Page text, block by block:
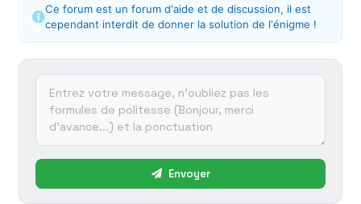
Ce forum est un forum d'aide et de discussion, il est
cependant interdit de donner la solution de l'énigme !
Envoyer